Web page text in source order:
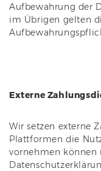
Aufbewahrung der
im Übrigen gelten
Externe
Wir setzen externe
Plattformen die
vornehmen können